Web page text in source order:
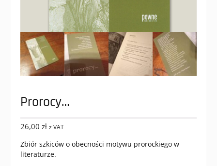
Prorocy…
26,00 zł z VAT
Zbiór szkiców o obecności motywu prorockiego w
literaturze.